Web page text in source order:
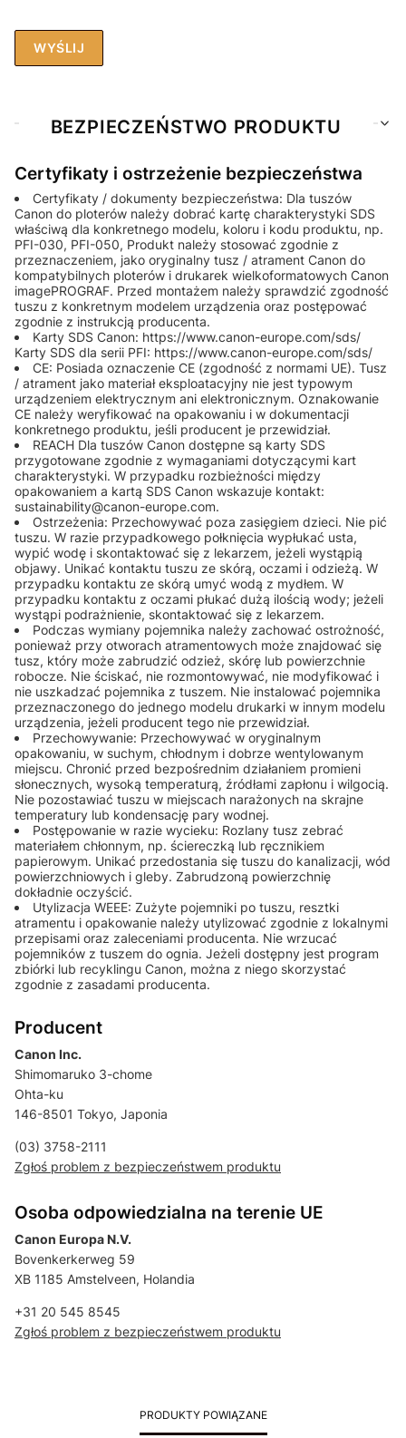
WYŚLIJ
BEZPIECZEŃSTWO PRODUKTU
Certyfikaty i ostrzeżenie bezpieczeństwa
Certyfikaty / dokumenty bezpieczeństwa: Dla tuszów
Canon do ploterów należy dobrać kartę charakterystyki SDS
właściwą dla konkretnego modelu, koloru i kodu produktu, np.
PFI-030, PFI-050, Produkt należy stosować zgodnie z
przeznaczeniem, jako oryginalny tusz / atrament Canon do
kompatybilnych ploterów i drukarek wielkoformatowych Canon
imagePROGRAF. Przed montażem należy sprawdzić zgodność
tuszu z konkretnym modelem urządzenia oraz postępować
zgodnie z instrukcją producenta.
Karty SDS Canon: https://www.canon-europe.com/sds/
Karty SDS dla serii PFI: https://www.canon-europe.com/sds/
CE: Posiada oznaczenie CE (zgodność z normami UE). Tusz
/ atrament jako materiał eksploatacyjny nie jest typowym
urządzeniem elektrycznym ani elektronicznym. Oznakowanie
CE należy weryfikować na opakowaniu i w dokumentacji
konkretnego produktu, jeśli producent je przewidział.
REACH Dla tuszów Canon dostępne są karty SDS
przygotowane zgodnie z wymaganiami dotyczącymi kart
charakterystyki. W przypadku rozbieżności między
opakowaniem a kartą SDS Canon wskazuje kontakt:
sustainability@canon-europe.com.
Ostrzeżenia: Przechowywać poza zasięgiem dzieci. Nie pić
tuszu. W razie przypadkowego połknięcia wypłukać usta,
wypić wodę i skontaktować się z lekarzem, jeżeli wystąpią
objawy. Unikać kontaktu tuszu ze skórą, oczami i odzieżą. W
przypadku kontaktu ze skórą umyć wodą z mydłem. W
przypadku kontaktu z oczami płukać dużą ilością wody; jeżeli
wystąpi podrażnienie, skontaktować się z lekarzem.
Podczas wymiany pojemnika należy zachować ostrożność,
ponieważ przy otworach atramentowych może znajdować się
tusz, który może zabrudzić odzież, skórę lub powierzchnie
robocze. Nie ściskać, nie rozmontowywać, nie modyfikować i
nie uszkadzać pojemnika z tuszem. Nie instalować pojemnika
przeznaczonego do jednego modelu drukarki w innym modelu
urządzenia, jeżeli producent tego nie przewidział.
Przechowywanie: Przechowywać w oryginalnym
opakowaniu, w suchym, chłodnym i dobrze wentylowanym
miejscu. Chronić przed bezpośrednim działaniem promieni
słonecznych, wysoką temperaturą, źródłami zapłonu i wilgocią.
Nie pozostawiać tuszu w miejscach narażonych na skrajne
temperatury lub kondensację pary wodnej.
Postępowanie w razie wycieku: Rozlany tusz zebrać
materiałem chłonnym, np. ściereczką lub ręcznikiem
papierowym. Unikać przedostania się tuszu do kanalizacji, wód
powierzchniowych i gleby. Zabrudzoną powierzchnię
dokładnie oczyścić.
Utylizacja WEEE: Zużyte pojemniki po tuszu, resztki
atramentu i opakowanie należy utylizować zgodnie z lokalnymi
przepisami oraz zaleceniami producenta. Nie wrzucać
pojemników z tuszem do ognia. Jeżeli dostępny jest program
zbiórki lub recyklingu Canon, można z niego skorzystać
zgodnie z zasadami producenta.
Producent
Canon Inc.
Shimomaruko 3-chome
Ohta-ku
146-8501 Tokyo, Japonia
(03) 3758-2111
Zgłoś problem z bezpieczeństwem produktu
Osoba odpowiedzialna na terenie UE
Canon Europa N.V.
Bovenkerkerweg 59
XB 1185 Amstelveen, Holandia
+31 20 545 8545
Zgłoś problem z bezpieczeństwem produktu
PRODUKTY POWIĄZANE